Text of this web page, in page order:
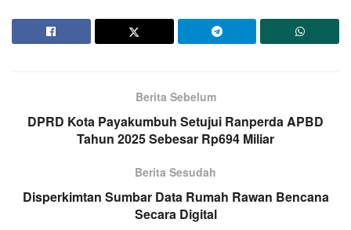
Berita Sebelum
DPRD Kota Payakumbuh Setujui Ranperda APBD
Tahun 2025 Sebesar Rp694 Miliar
Berita Sesudah
Disperkimtan Sumbar Data Rumah Rawan Bencana
Secara Digital